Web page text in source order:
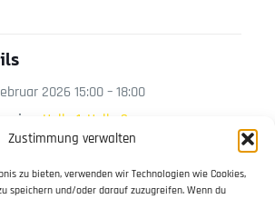
Zustimmung verwalten
zu bieten, verwenden wir Technologien wie Cookies,
speichern und/oder darauf zuzugreifen. Wenn du
2026 15:00–18:00
Halle 1 Halle 2